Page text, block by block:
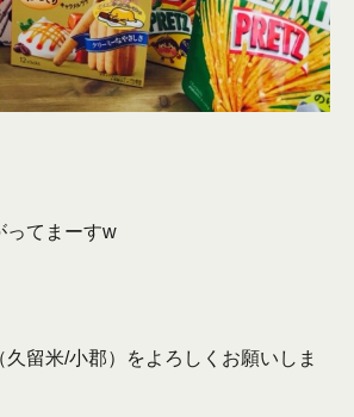
ってまーすw
留米/小郡）をよろしくお願いしま